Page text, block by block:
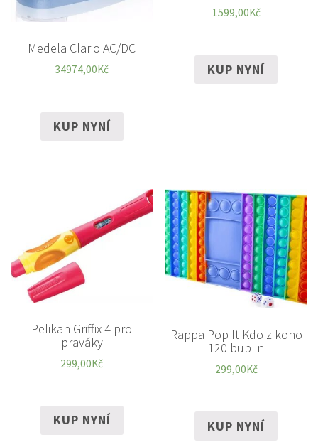
Medela Clario AC/DC
34974,00Kč
KUP NYNÍ
1599,00Kč
KUP NYNÍ
Pelikan Griffix 4 pro
praváky
299,00Kč
KUP NYNÍ
Rappa Pop It Kdo z koho
120 bublin
299,00Kč
KUP NYNÍ